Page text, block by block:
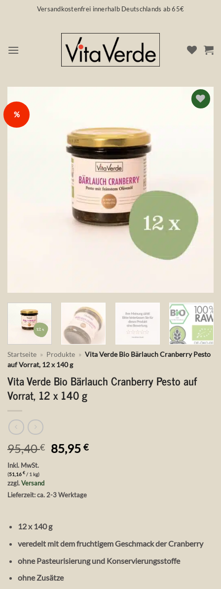
Versandkostenfrei innerhalb Deutschlands ab 65€
%
Startseite » Produkte » Vita Verde Bio Bärlauch Cranberry Pesto
auf Vorrat, 12 x 140 g
Vita Verde Bio Bärlauch Cranberry Pesto auf
Vorrat, 12 x 140 g
95,40€ Ursprünglicher
Preis
85,95€Aktueller
Inkl. MwSt.
(51,16 € / 1 kg)
zzgl.Versand
Lieferzeit: ca. 2-3 Werktage
12 x 140 g
veredelt mit dem fruchtigem Geschmack der Cranberry
ohne Pasteurisierung und Konservierungsstoffe
ohne Zusätze